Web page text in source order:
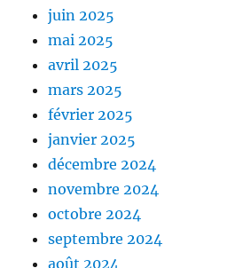
juin 2025
mai 2025
avril 2025
mars 2025
février 2025
janvier 2025
décembre 2024
novembre 2024
octobre 2024
septembre 2024
août 2024